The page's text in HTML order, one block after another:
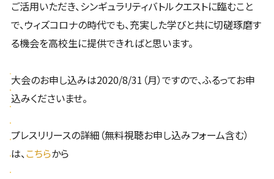
ご活用いただき、シンギュラリティバトルクエストに臨むこと
で、ウィズコロナの時代でも、充実した学びと共に切磋琢磨す
る機会を高校生に提供できればと思います。
大会のお申し込みは2020/8/31（月）ですので、ふるってお申
込みくださいませ。
プレスリリースの詳細（無料視聴お申し込みフォーム含む）
は、こちらから